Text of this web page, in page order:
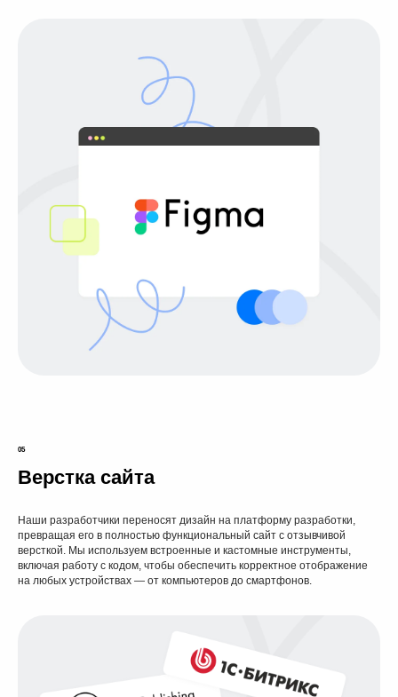
05
Верстка сайта
Наши разработчики переносят дизайн на платформу разработки,
превращая его в полностью функциональный сайт с отзывчивой
версткой. Мы используем встроенные и кастомные инструменты,
включая работу с кодом, чтобы обеспечить корректное отображение
на любых устройствах — от компьютеров до смартфонов.